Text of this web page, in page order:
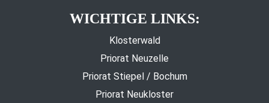
WICHTIGE LINKS:
Klosterwald
Priorat Neuzelle
Priorat Stiepel / Bochum
Priorat Neukloster